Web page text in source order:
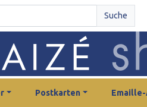
Suche
Postkarten